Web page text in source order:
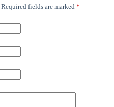
Required fields are marked *